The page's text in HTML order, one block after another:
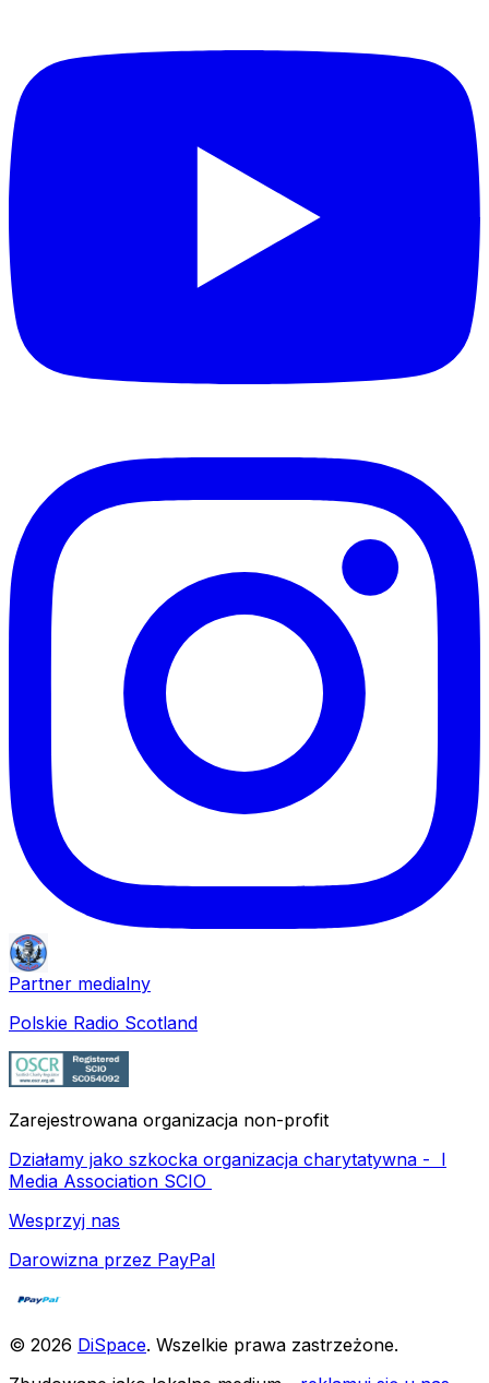
Partner medialny
Polskie Radio Scotland
Zarejestrowana organizacja non-profit
Działamy jako szkocka organizacja charytatywna - I
Media Association SCIO
Wesprzyj nas
Darowizna przez PayPal
© 2026 DiSpace. Wszelkie prawa zastrzeżone.